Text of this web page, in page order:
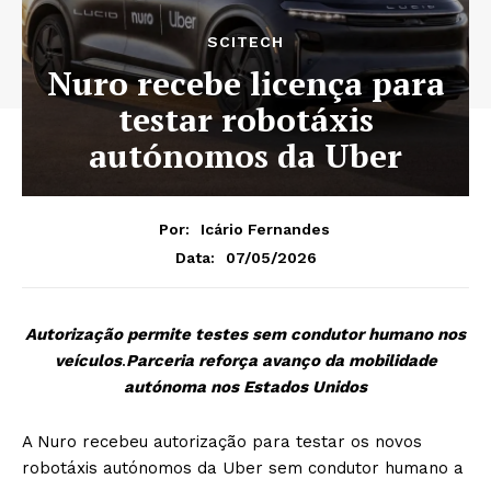
SCITECH
Nuro recebe licença para
testar robotáxis
autónomos da Uber
Por:
Icário Fernandes
Data:
07/05/2026
Autorização permite testes sem condutor humano nos
veículos.Parceria reforça avanço da mobilidade
autónoma nos Estados Unidos
A Nuro recebeu autorização para testar os novos
robotáxis autónomos da Uber sem condutor humano a